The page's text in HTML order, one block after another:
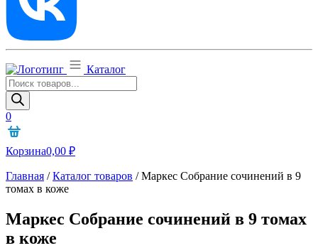
Каталог
Поиск
товаров
0
Корзина0,00 ₽
Главная /Каталог товаров /Маркес Собрание сочинений в 9
томах в коже
Маркес Собрание сочинений в 9 томах
в коже